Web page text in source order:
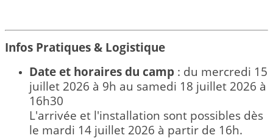
Infos Pratiques & Logistique
Date et horaires du camp : du mercredi 15
juillet 2026 à 9h au samedi 18 juillet 2026 à
16h30
L'arrivée et l'installation sont possibles dès
le mardi 14 juillet 2026 à partir de 16h.